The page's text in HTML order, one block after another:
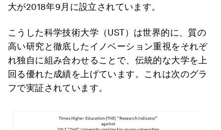
大が2018年9月に設立されています。
こうした科学技術大学（UST）は世界的に、質の
高い研究と徹底したイノベーション重視をそれぞ
れ独自に組み合わせることで、伝統的な大学を上
回る優れた成績を上げています。これは次のグラ
フで実証されています。